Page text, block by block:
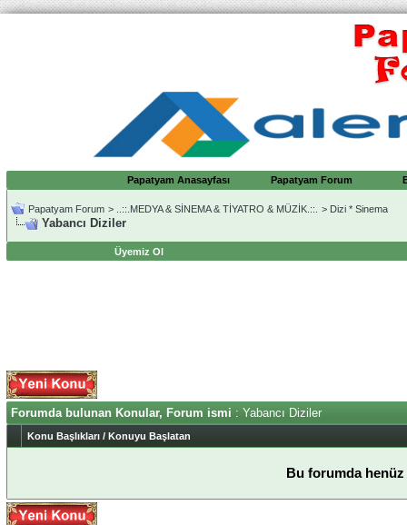
Papatyam Anasayfası Papatyam Forum
Papatyam Forum > ..::.MEDYA & SİNEMA & TİYATRO & MÜZİK.::. > Dizi * Sinema
Yabancı Diziler
Üyemiz Ol
Forumda bulunan Konular, Forum ismi : Yabancı Diziler
Konu Başlıkları / Konuyu Başlatan
Bu forumda